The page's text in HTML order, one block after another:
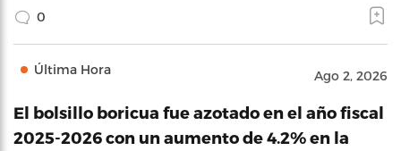
0
Última Hora Ago 2, 2026
El bolsillo boricua fue azotado en el año fiscal
2025-2026 con un aumento de 4.2% en la